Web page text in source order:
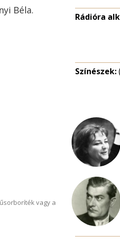
Béla.
vagy a
Rádióra
Színészek: